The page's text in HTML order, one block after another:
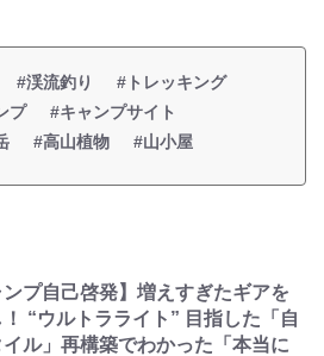
#渓流釣り
#トレッキング
プ
#キャンプサイト
#高山植物 #山小屋
ンプ自己啓発】増えすぎたギアを
“ウルトラライト” 目指した「自
ル」再構築でわかった「本当に